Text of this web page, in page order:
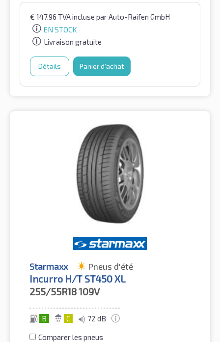
€ 147.96 TVA incluse par Auto-Raifen GmbH
EN STOCK
Livraison gratuite
Détails Panier d'achat
Starmaxx Pneus d'été
Incurro H/T ST450 XL
255/55R18109V
B C 72 dB
Comparer les pneus